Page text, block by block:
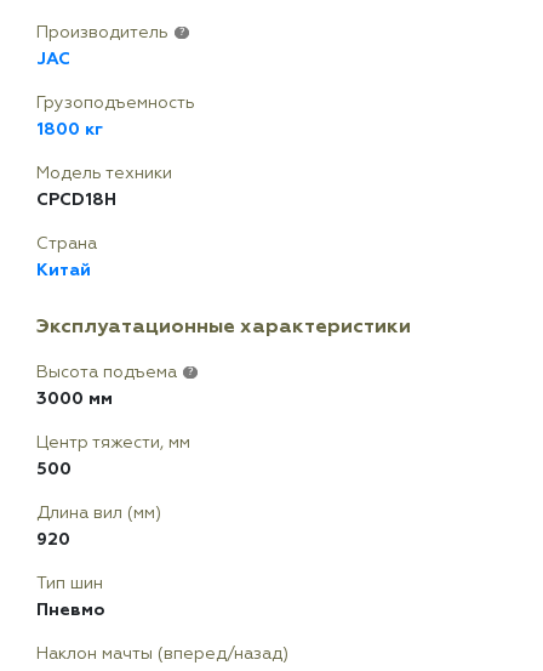
Производитель ?
JAC
Грузоподъемность
1800 кг
Модель техники
CPCD18H
Страна
Китай
Эксплуатационные характеристики
Высота подъема ?
3000 мм
Центр тяжести, мм
500
Длина вил (мм)
920
Тип шин
Пневмо
Наклон мачты (вперед/назад)